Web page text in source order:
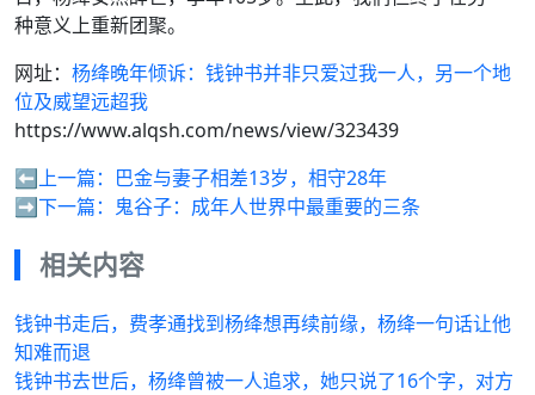
种意义上重新团聚。
网址： 杨绛晚年倾诉：钱钟书并非只爱过我一人，另一个地
位及威望远超我
https://www.alqsh.com/news/view/323439
⬅️上一篇： 巴金与妻子相差13岁，相守28年
➡️下一篇： 鬼谷子：成年人世界中最重要的三条
相关内容
钱钟书走后，费孝通找到杨绛想再续前缘，杨绛一句话让他
知难而退
钱钟书去世后，杨绛曾被一人追求，她只说了16个字，对方